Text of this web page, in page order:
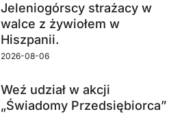
Jeleniogórscy strażacy w
walce z żywiołem w
Hiszpanii.
2026-08-06
Weź udział w akcji
„Świadomy Przedsiębiorca”